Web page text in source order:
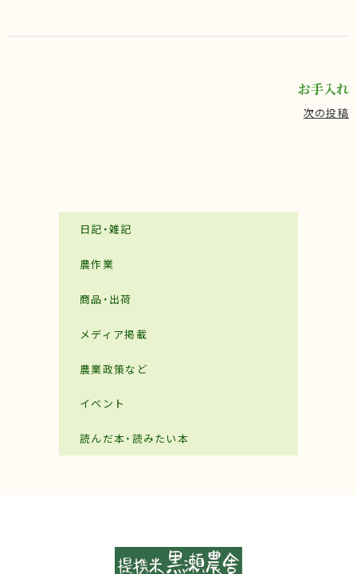
お手入れ
次の投稿
日記・雑記
農作業
商品・出荷
メディア掲載
農業政策など
イベント
読んだ本・読みたい本